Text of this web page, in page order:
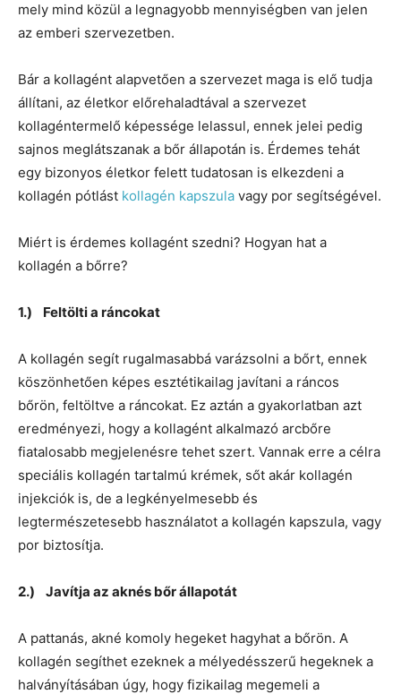
mely mind közül a legnagyobb mennyiségben van jelen
az emberi szervezetben.
Bár a kollagént alapvetően a szervezet maga is elő tudja
állítani, az életkor előrehaladtával a szervezet
kollagéntermelő képessége lelassul, ennek jelei pedig
sajnos meglátszanak a bőr állapotán is. Érdemes tehát
egy bizonyos életkor felett tudatosan is elkezdeni a
kollagén pótlást kollagén kapszula vagy por segítségével.
Miért is érdemes kollagént szedni? Hogyan hat a
kollagén a bőrre?
1.) Feltölti a ráncokat
A kollagén segít rugalmasabbá varázsolni a bőrt, ennek
köszönhetően képes esztétikailag javítani a ráncos
bőrön, feltöltve a ráncokat. Ez aztán a gyakorlatban azt
eredményezi, hogy a kollagént alkalmazó arcbőre
fiatalosabb megjelenésre tehet szert. Vannak erre a célra
speciális kollagén tartalmú krémek, sőt akár kollagén
injekciók is, de a legkényelmesebb és
legtermészetesebb használatot a kollagén kapszula, vagy
por biztosítja.
2.) Javítja az aknés bőr állapotát
A pattanás, akné komoly hegeket hagyhat a bőrön. A
kollagén segíthet ezeknek a mélyedésszerű hegeknek a
halványításában úgy, hogy fizikailag megemeli a